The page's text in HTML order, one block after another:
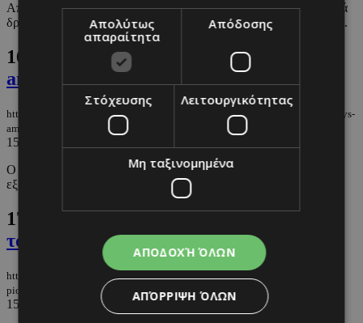
Από τα run clubs μέχρι τα viral posts στα social media, η νέα γενιά
δρομέων μεγάλων αποστάσεων φαίνεται να επαναπροσδιορίζει ...
16.
O Pedro Pascal έγινε επιτέλους
ambassador της Chanel
https://m.must.com.cy/gr/fashion/fashion-news/o-pedro-pascal-egine-epiteloys-
ambassador-tis-chanel
15/04/2026
O γοητευτικός ηθοποιός είναι η πιο πρόσφατη ένταξη στο
εξελισσόμενου οράματος του brand.
17.
Jacob Elordi: Οι πρώην σύντροφοι
του πιο hot άντρα του Hollywood
https://m.must.com.cy/gr/people/celebs/jacob-elordi-oi-prwin-syntrofoi-toy-
pio-hot-antra-toy-hollywood
15/04/2026
CELEBS
Απολύτως
απαραίτητα
Απόδοσης
Στόχευσης Λειτουργικότητας
Μη ταξινομημένα
ΑΠΟΔΟΧΉ ΌΛΩΝ
ΑΠΌΡΡΙΨΗ ΌΛΩΝ